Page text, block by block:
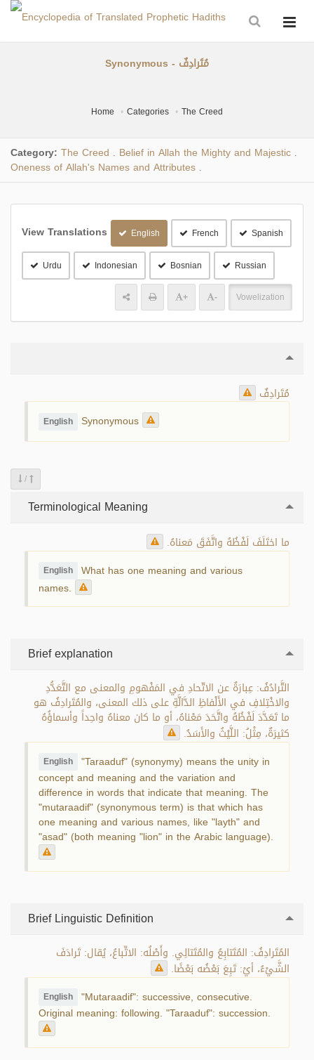
Synonymous - مُتَرادِفٌ
Home Categories The Creed
Category: The Creed Belief in Allah the Mighty and Majestic
Oneness of Allah's Names and Attributes
View Translations English French Spanish
Urdu Indonesian Bosnian Russian
+ - Vowelization
مُتَرادِفٌ
English Synonymous
/
Terminological Meaning
ما اختَلَفَ لَفْظُهُ واتَّفَقَ مَعناهُ.
English What has one meaning and various
names.
Brief explanation
التَّرادُفُ: عِبارَةٌ عن الاتّحادِ في المَفْهومِ والمعنى مع التَّعَدُّدِ
والاخْتِلافِ في الأَلْفاظِ الدَّالَّةِ على ذلك المعنى، والمُتَرادِفُ هو
ما تَعَدَّدَ لَفْظُهُ واتَّحَدَ مَعْناهُ، أو ما كان معناهُ واحِداً وأسماؤُهُ
كثيرَةٌ، مِثْلُ: اللَّيْثُ والأَسَدُ.
English "Taraaduf" (synonymy) means the unity in
concept and meaning and the variation and
difference in words that indicate that meaning. The
"mutaraadif" (synonymous term) is that which has
one meaning and various names, like "layth" and
"asad" (both meaning "lion" in the Arabic language).
Brief Linguistic Definition
المُتَرادِفُ: المُتَتابِعُ والمُتَتالِي. وأَصْلُه: الاتِّباعُ، يُقال: تَرادَفَ
الشَّيْءُ، أيْ: تَبِعَ بَعْضُه بَعْضًا.
English "Mutaraadif": successive, consecutive.
Original meaning: following. "Taraaduf": succession.